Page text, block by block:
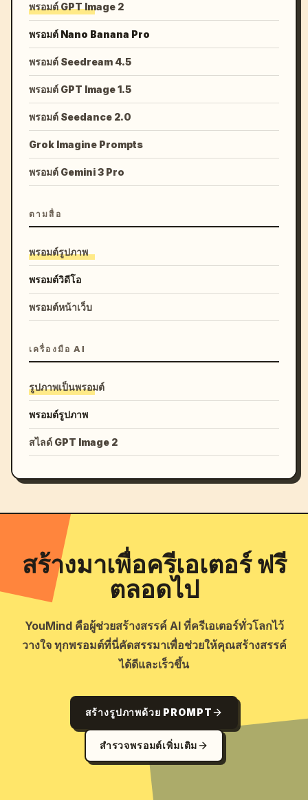
พรอมต์ GPT Image 2
พรอมต์ Nano Banana Pro
พรอมต์ Seedream 4.5
พรอมต์ GPT Image 1.5
พรอมต์ Seedance 2.0
Grok Imagine Prompts
พรอมต์ Gemini 3 Pro
ตามสื่อ
พรอมต์รูปภาพ
พรอมต์วิดีโอ
พรอมต์หน้าเว็บ
เครื่องมือ AI
รูปภาพเป็นพรอมต์
พรอมต์รูปภาพ
สไลด์ GPT Image 2
สร้างมาเพื่อครีเอเตอร์ ฟรี
ตลอดไป
YouMind คือผู้ช่วยสร้างสรรค์ AI ที่ครีเอเตอร์ทั่วโลกไว้
วางใจ ทุกพรอมต์ที่นี่คัดสรรมาเพื่อช่วยให้คุณสร้างสรรค์
ได้ดีและเร็วขึ้น
สร้างรูปภาพด้วย PROMPT
สำรวจพรอมต์เพิ่มเติม